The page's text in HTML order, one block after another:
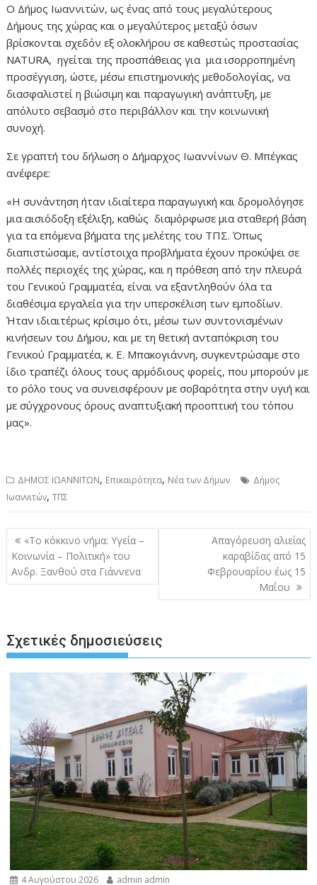
Ο Δήμος Ιωαννιτών, ως ένας από τους μεγαλύτερους
Δήμους της χώρας και ο μεγαλύτερος μεταξύ όσων
βρίσκονται σχεδόν εξ ολοκλήρου σε καθεστώς προστασίας
NATURA, ηγείται της προσπάθειας για μια ισορροπημένη
προσέγγιση, ώστε, μέσω επιστημονικής μεθοδολογίας, να
διασφαλιστεί η βιώσιμη και παραγωγική ανάπτυξη, με
απόλυτο σεβασμό στο περιβάλλον και την κοινωνική
συνοχή.
Σε γραπτή του δήλωση ο Δήμαρχος Ιωαννίνων Θ. Μπέγκας
ανέφερε:
«Η συνάντηση ήταν ιδιαίτερα παραγωγική και δρομολόγησε
μια αισιόδοξη εξέλιξη, καθώς διαμόρφωσε μια σταθερή βάση
για τα επόμενα βήματα της μελέτης του ΤΠΣ. Όπως
διαπιστώσαμε, αντίστοιχα προβλήματα έχουν προκύψει σε
πολλές περιοχές της χώρας, και η πρόθεση από την πλευρά
του Γενικού Γραμματέα, είναι να εξαντληθούν όλα τα
διαθέσιμα εργαλεία για την υπερσκέλιση των εμποδίων.
Ήταν ιδιαιτέρως κρίσιμο ότι, μέσω των συντονισμένων
κινήσεων του Δήμου, και με τη θετική ανταπόκριση του
Γενικού Γραμματέα, κ. Ε. Μπακογιάννη, συγκεντρώσαμε στο
ίδιο τραπέζι όλους τους αρμόδιους φορείς, που μπορούν με
το ρόλο τους να συνεισφέρουν με σοβαρότητα στην υγιή και
με σύγχρονους όρους αναπτυξιακή προοπτική του τόπου
μας».
ΔΗΜΟΣ ΙΩΑΝΝΙΤΩΝ, Επικαιρότητα, Νέα των Δήμων
Δήμος
Ιωαννιτών,ΤΠΣ
Πλοήγηση
άρθρων
«Το κόκκινο νήμα: Υγεία –
Κοινωνία – Πολιτική» του
Ανδρ. Ξανθού στα Γιάννενα
Απαγόρευση αλιείας
καραβίδας από 15
Φεβρουαρίου έως 15
Μαΐου
Σχετικές δημοσιεύσεις
4 Αυγούστου 2026 admin admin